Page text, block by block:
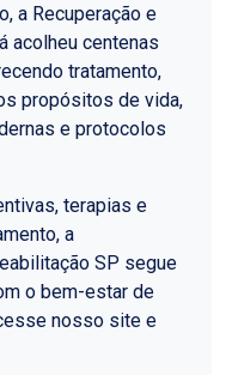
a Recuperação e
acolheu centenas
tratamento,
propósitos de vida,
e protocolos
terapias e
a
SP segue
o bem-estar de
nosso site e